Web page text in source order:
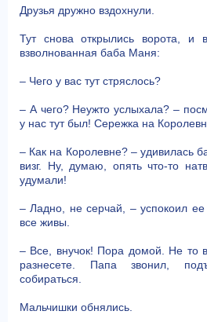
Друзья дружно вздохнули.
Тут снова открылись ворота, и
взволнованная баба Маня:
– Чего у вас тут стряслось?
– А чего? Неужто услыхала? –
у нас тут был! Сережка на
– Как на Королевне? – удивилась
визг. Ну, думаю, опять что-то
удумали!
– Ладно, не серчай, – успокоил
все живы.
– Все, внучок! Пора домой. Не то
разнесете. Папа звонил,
собираться.
Мальчишки обнялись.